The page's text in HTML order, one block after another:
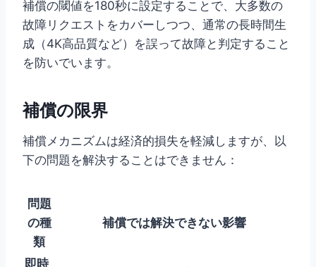
補償の閾値を180秒に設定することで、大多数の
故障リクエストをカバーしつつ、通常の長時間生
成（4K高品質など）を誤って故障と判定すること
を防いでいます。
補償の限界
補償メカニズムは経済的損失を軽減しますが、以
下の問題を解決することはできません：
問題
の種
類
補償では解決できない影響
即時